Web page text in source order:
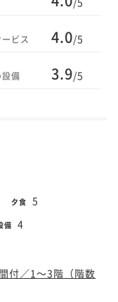
ビス 4.0/5
備 3.9/5
夕食 5
備 4
付／1～3階（階数